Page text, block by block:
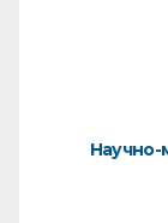
Научно-